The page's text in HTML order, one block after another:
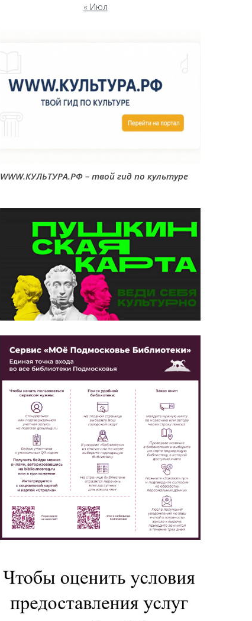
« Июл
WWW.КУЛЬТУРА.РФ – твой гид по культуре